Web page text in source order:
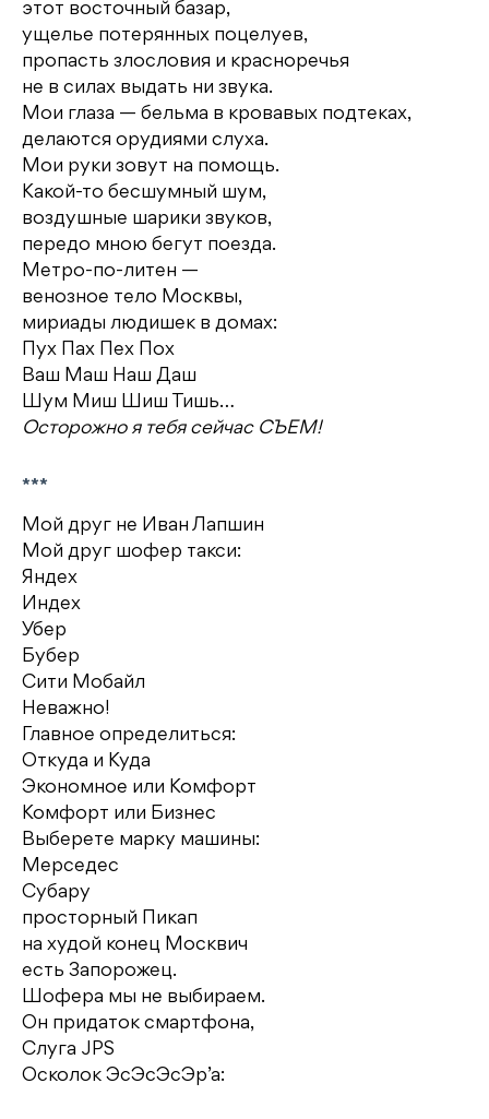
этот восточный базар,
ущелье потерянных поцелуев,
пропасть злословия и красноречья
не в силах выдать ни звука.
Мои глаза — бельма в кровавых подтеках,
делаются орудиями слуха.
Мои руки зовут на помощь.
Какой-то бесшумный шум,
воздушные шарики звуков,
передо мною бегут поезда.
Метро-по-литен —
венозное тело Москвы,
мириады людишек в домах:
Пух Пах Пех Пох
Ваш Маш Наш Даш
Шум Миш Шиш Тишь…
Осторожно я тебя сейчас СЪЕМ!
***
Mой друг не Иван Лапшин
Мой друг шофер такси:
Яндех
Индех
Убер
Бубер
Сити Мобайл
Неважно!
Главное определиться:
Откуда и Куда
Экономное или Комфорт
Комфорт или Бизнес
Выберете марку машины:
Мерседес
Субару
просторный Пикап
на худой конец Москвич
есть Запорожец.
Шофера мы не выбираем.
Он придаток смартфона,
Слуга JPS
Осколок ЭсЭсЭсЭр’а: